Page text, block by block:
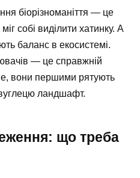
біорізноманіття — це
собі виділити хатинку. А
баланс в екосистемі.
— це справжній
вони першими рятують
ландшафт.
що треба